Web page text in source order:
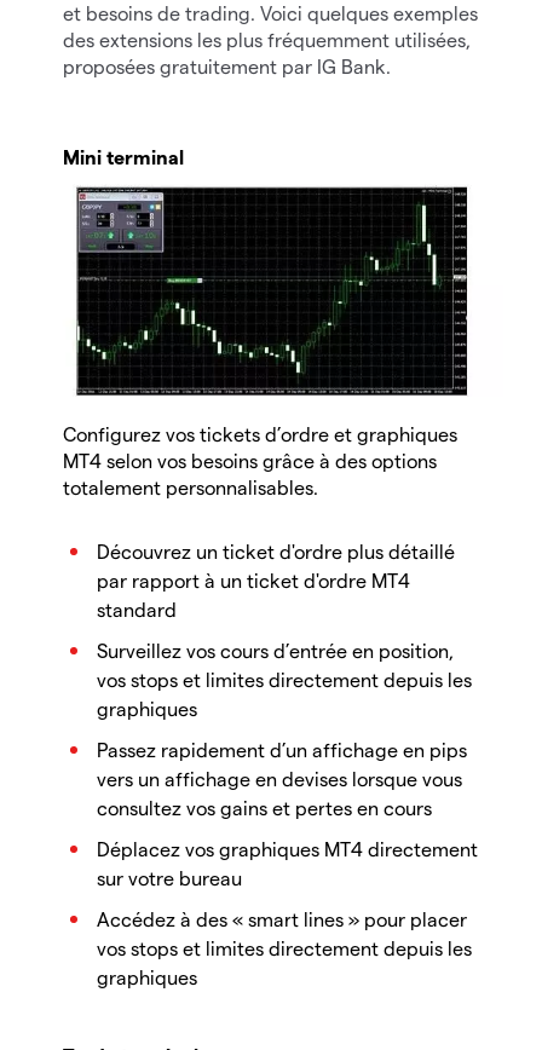
et besoins de trading. Voici quelques exemples
des extensions les plus fréquemment utilisées,
proposées gratuitement par IG Bank.
Mini terminal
Configurez vos tickets d’ordre et graphiques
MT4 selon vos besoins grâce à des options
totalement personnalisables.
Découvrez un ticket d'ordre plus détaillé
par rapport à un ticket d'ordre MT4
standard
Surveillez vos cours d’entrée en position,
vos stops et limites directement depuis les
graphiques
Passez rapidement d’un affichage en pips
vers un affichage en devises lorsque vous
consultez vos gains et pertes en cours
Déplacez vos graphiques MT4 directement
sur votre bureau
Accédez à des « smart lines » pour placer
vos stops et limites directement depuis les
graphiques